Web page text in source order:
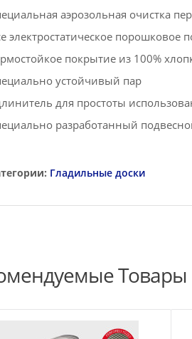
аэрозольная очистка
электростатическое порошковое
покрытие из 100%
устойчивый пар
для простоты
разработанный
Гладильные доски
Товары